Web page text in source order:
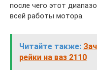
после чего этот
всей работы мотора.
Читайте также:
рейки на ваз 2110